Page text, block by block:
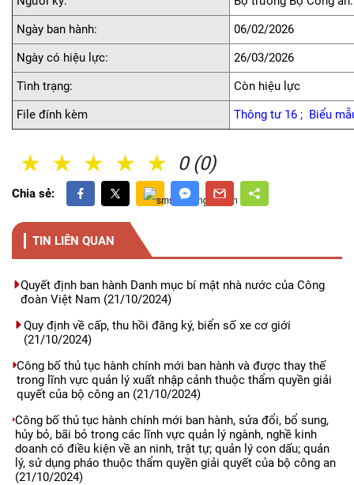
Ngày ban hành:
06/02/2026
Ngày có hiệu lực:
26/03/2026
Tình trạng:
Còn hiệu lực
File đính kèm
Thông tư 16 ; Biểu
0 (0)
5 Sao
4 Sao
3 Sao
2 Sao
1 Sao
Chia sẻ:
TIN LIÊN QUAN
Quyết định ban hành Danh mục bí mật nhà nước của Công
đoàn Việt Nam (21/10/2024)
Quy định về cấp, thu hồi đăng ký, biển số xe cơ giới
(21/10/2024)
Công bố thủ tục hành chính mới ban hành và được thay thế
trong lĩnh vực quản lý xuất nhập cảnh thuộc thẩm quyền giải
quyết của bộ công an (21/10/2024)
Công bố thủ tục hành chính mới ban hành, sửa đổi, bổ sung,
hủy bỏ, bãi bỏ trong các lĩnh vực quản lý ngành, nghề kinh
doanh có điều kiện về an ninh, trật tự; quản lý con dấu; quản
lý, sử dụng pháo thuộc thẩm quyền giải quyết của bộ công an
(21/10/2024)